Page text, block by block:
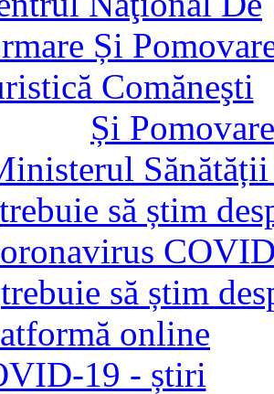
Și
trebuie să știm